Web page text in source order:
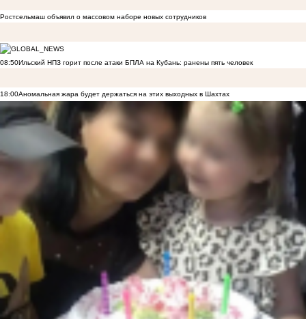
Ростсельмаш объявил о массовом наборе новых сотрудников
08:50Ильский НПЗ горит после атаки БПЛА на Кубань: ранены пять человек
18:00Аномальная жара будет держаться на этих выходных в Шахтах